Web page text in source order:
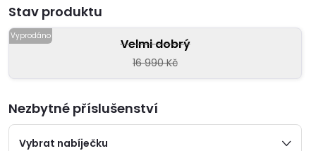
Velmi dobrý
16 990 Kč
Nezbytné příslušenství
Vybrat nabíječku